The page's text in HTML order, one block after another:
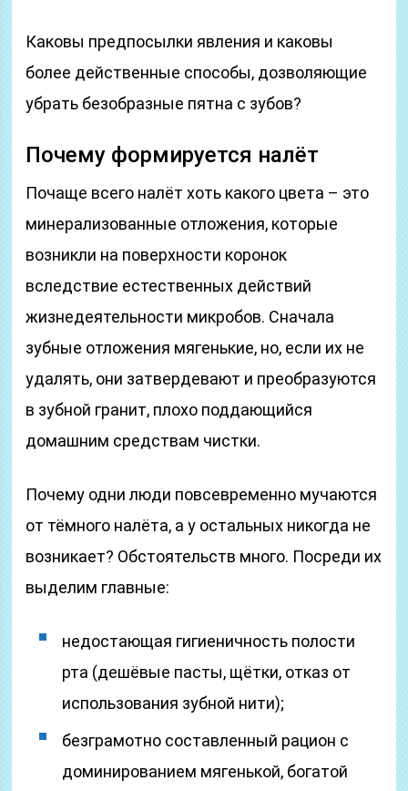
Каковы предпосылки явления и каковы
более действенные способы, дозволяющие
убрать безобразные пятна с зубов?
Почему формируется налёт
Почаще всего налёт хоть какого цвета – это
минерализованные отложения, которые
возникли на поверхности коронок
вследствие естественных действий
жизнедеятельности микробов. Сначала
зубные отложения мягенькие, но, если их не
удалять, они затвердевают и преобразуются
в зубной гранит, плохо поддающийся
домашним средствам чистки.
Почему одни люди повсевременно мучаются
от тёмного налёта, а у остальных никогда не
возникает? Обстоятельств много. Посреди их
выделим главные:
недостающая гигиеничность полости
рта (дешёвые пасты, щётки, отказ от
использования зубной нити);
безграмотно составленный рацион с
доминированием мягенькой, богатой